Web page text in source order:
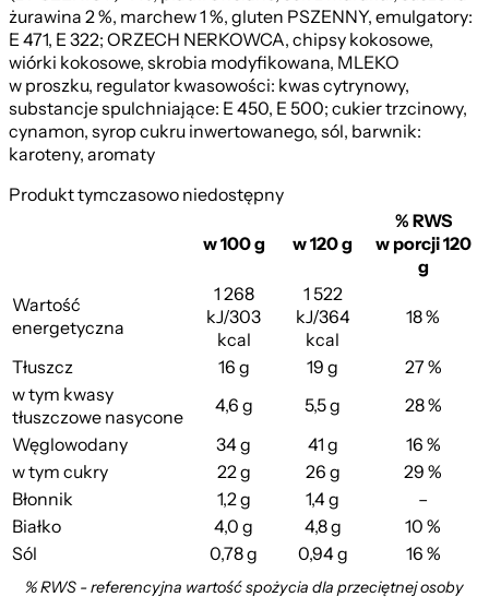
żurawina 2 %, marchew 1 %, gluten PSZENNY, emulgatory:
E 471, E 322; ORZECH NERKOWCA, chipsy kokosowe,
wiórki kokosowe, skrobia modyfikowana, MLEKO
w proszku, regulator kwasowości: kwas cytrynowy,
substancje spulchniające: E 450, E 500; cukier trzcinowy,
cynamon, syrop cukru inwertowanego, sól, barwnik:
karoteny, aromaty
Produkt tymczasowo niedostępny
w 100 g w 120 g
% RWS
w porcji 120
g
Wartość
energetyczna
1 268
kJ/303
kcal
1 522
kJ/364
kcal
18 %
Tłuszcz 16 g 19 g
27 %
w tym kwasy
tłuszczowe nasycone
4,6 g 5,5 g
28 %
Węglowodany
34 g 41 g
16 %
w tym cukry
22 g 26 g
29 %
Błonnik
1,2 g 1,4 g
–
Białko
4,0 g 4,8 g
10 %
Sól
0,78 g 0,94 g 16 %
% RWS - referencyjna wartość spożycia dla przeciętnej osoby